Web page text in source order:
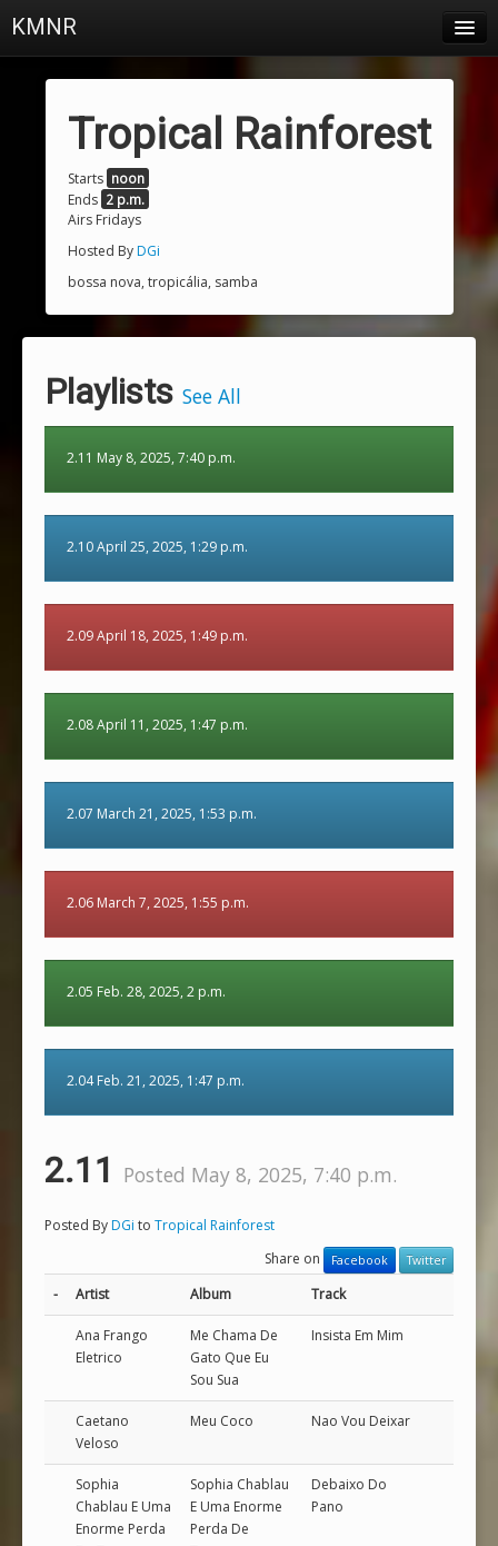
KMNR
Schedule
Town & Campus News
Playlists
About
Login
Tropical Rainforest
Starts noon
Ends 2 p.m.
Airs Fridays
Hosted ByDGi
bossa nova, tropicália, samba
Playlists See All
2.11 May 8, 2025, 7:40 p.m.
2.10 April 25, 2025, 1:29 p.m.
2.09 April 18, 2025, 1:49 p.m.
2.08 April 11, 2025, 1:47 p.m.
2.07 March 21, 2025, 1:53 p.m.
2.06 March 7, 2025, 1:55 p.m.
2.05 Feb. 28, 2025, 2 p.m.
2.04 Feb. 21, 2025, 1:47 p.m.
2.11 Posted May 8, 2025, 7:40 p.m.
Posted ByDGi to Tropical Rainforest
Share on
Facebook Twitter
- Artist Album Track
Ana Frango
Eletrico
Me Chama De
Gato Que Eu
Sou Sua
Insista Em Mim
Caetano
Veloso
Meu Coco Nao Vou Deixar
Sophia
Chablau E Uma
Enorme Perda
Sophia Chablau
E Uma Enorme
Perda De
Debaixo Do
Pano